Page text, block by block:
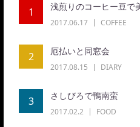
1 浅煎りのコーヒー豆で
2017.06.17 COFFEE
2 厄払いと同窓会
2017.08.15 DIARY
3 さしびろで鴨南蛮
2017.02.2 FOOD